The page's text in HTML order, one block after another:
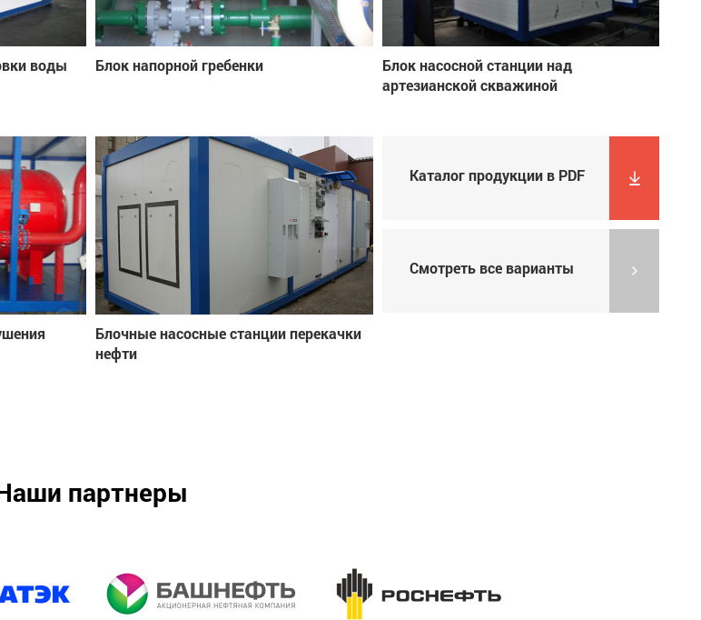
воды Блок напорной гребенки
Блок насосной станции над
артезианской скважиной
Блочные насосные станции перекачки
нефти
Каталог продукции в PDF
Смотреть все варианты
партнеры